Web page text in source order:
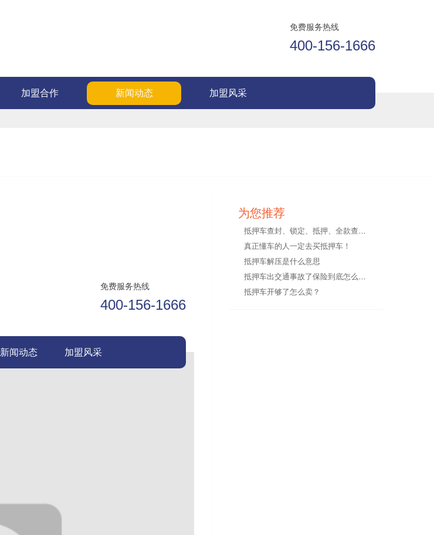
免费服务热线
400-156-1666
加盟合作 新闻动态 加盟风采
免费服务热线
400-156-1666
新闻动态 加盟风采
为您推荐
抵押车查封、锁定、抵押、全款查封车，怎么买抵押车才安全
真正懂车的人一定去买抵押车！
抵押车解压是什么意思
抵押车出交通事故了保险到底怎么赔？关键要搞懂这几点
抵押车开够了怎么卖？